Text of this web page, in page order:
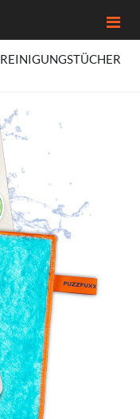
REINIGUNGSTÜCHER